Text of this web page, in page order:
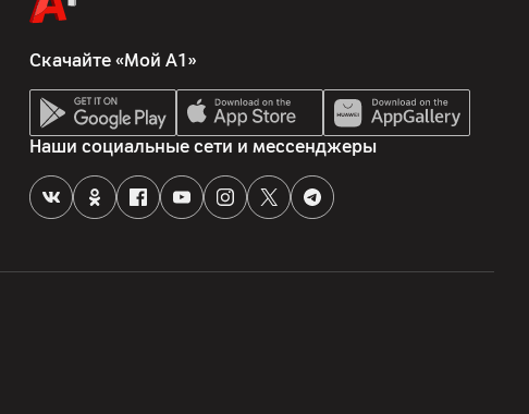
AGPS, ГЛОНАСС, BeiDou (4 диапазона B1I+B1C+B2a+B2b),
E1 + E5a + E5b), QZSS (2 диапазона L1 + L5), NavIC
датчик жестов
Скачайте «Мой А1»
Наши социальные сети и мессенджеры